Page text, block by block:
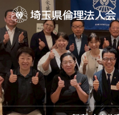
入会の流れ
ホーム